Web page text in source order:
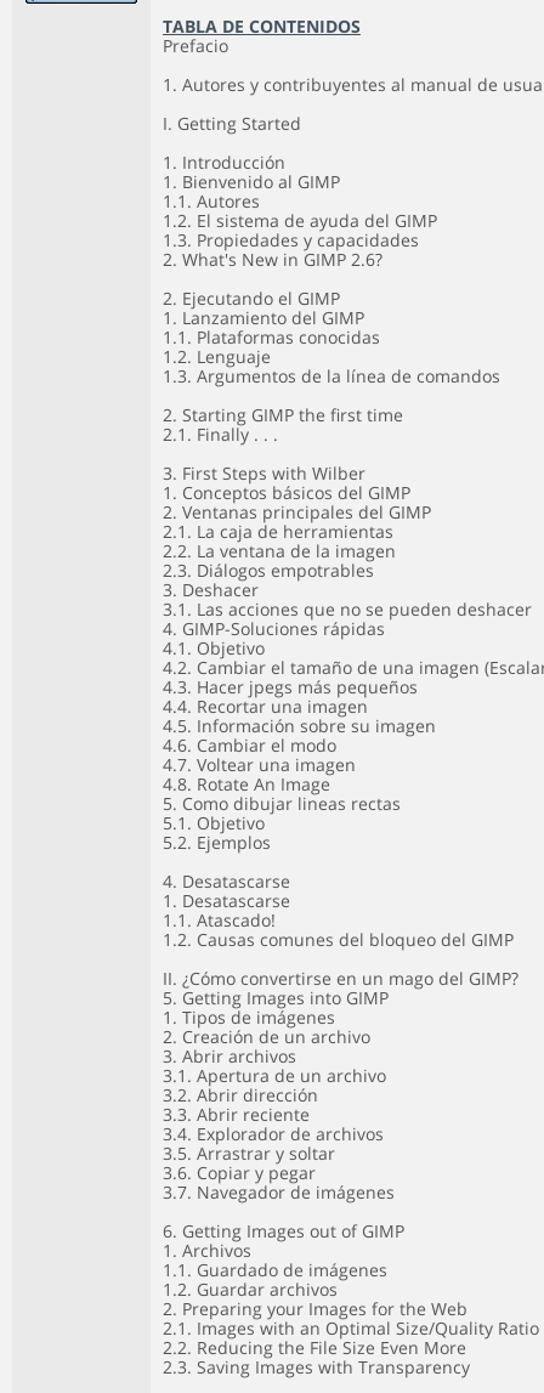
TABLA DE CONTENIDOS
Prefacio
1. Autores y contribuyentes al manual de
I. Getting Started
1. Introducción
1. Bienvenido al GIMP
1.1. Autores
1.2. El sistema de ayuda del GIMP
1.3. Propiedades y capacidades
2. What's New in GIMP 2.6?
2. Ejecutando el GIMP
1. Lanzamiento del GIMP
1.1. Plataformas conocidas
1.2. Lenguaje
1.3. Argumentos de la línea de comandos
2. Starting GIMP the first time
2.1. Finally . . .
3. First Steps with Wilber
1. Conceptos básicos del GIMP
2. Ventanas principales del GIMP
2.1. La caja de herramientas
2.2. La ventana de la imagen
2.3. Diálogos empotrables
3. Deshacer
3.1. Las acciones que no se pueden deshacer
4. GIMP-Soluciones rápidas
4.1. Objetivo
4.2. Cambiar el tamaño de una imagen
4.3. Hacer jpegs más pequeños
4.4. Recortar una imagen
4.5. Información sobre su imagen
4.6. Cambiar el modo
4.7. Voltear una imagen
4.8. Rotate An Image
5. Como dibujar lineas rectas
5.1. Objetivo
5.2. Ejemplos
4. Desatascarse
1. Desatascarse
1.1. Atascado!
1.2. Causas comunes del bloqueo del GIMP
II. ¿Cómo convertirse en un mago del GIMP?
5. Getting Images into GIMP
1. Tipos de imágenes
2. Creación de un archivo
3. Abrir archivos
3.1. Apertura de un archivo
3.2. Abrir dirección
3.3. Abrir reciente
3.4. Explorador de archivos
3.5. Arrastrar y soltar
3.6. Copiar y pegar
3.7. Navegador de imágenes
6. Getting Images out of GIMP
1. Archivos
1.1. Guardado de imágenes
1.2. Guardar archivos
2. Preparing your Images for the Web
2.1. Images with an Optimal Size/Quality Ratio
2.2. Reducing the File Size Even More
2.3. Saving Images with Transparency